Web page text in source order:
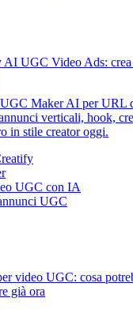
AI UGC Video Ads:
Maker AI per URL
verticali, hook,
in stile creator oggi.
UGC con IA
UGC
video UGC: cosa
già ora